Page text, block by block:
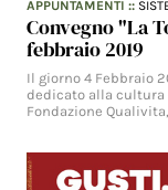
APPUNTAMENTI ::
Convegno "La
febbraio 2019
Il giorno 4 Febbraio
dedicato alla cultura
Fondazione